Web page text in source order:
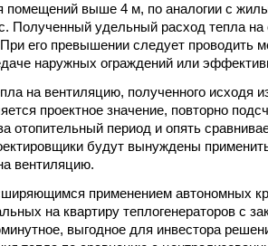
помещений выше 4 м, по аналогии с
Полученный удельный расход тепла на
его превышении следует проводить
наружных ограждений или
на вентиляцию, полученного исходя
проектное значение, повторно
отопительный период и опять
будут вынуждены
вентиляцию.
применением автономных
на квартиру теплогенераторов с
выгодное для инвестора